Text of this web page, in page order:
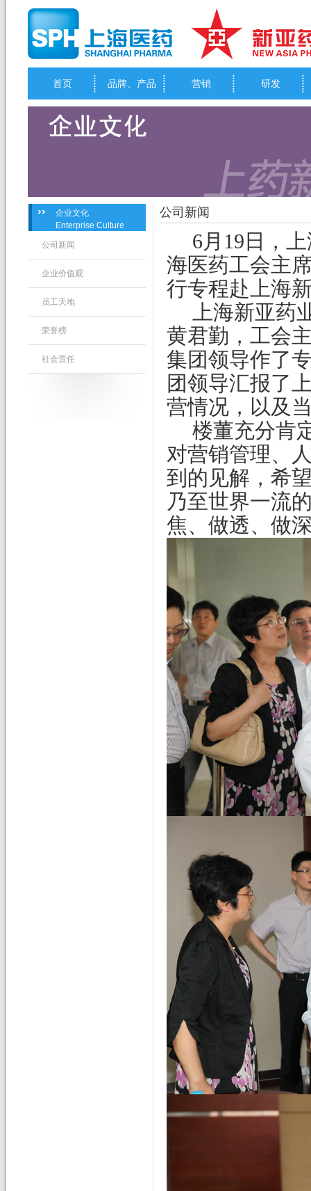
首页 品牌、产品 营销 研发
企业文化
Enterprise Culture
公司新闻
企业价值观
员工天地
荣誉榜
社会责任
公司新闻
6 月 19 日
，
海医药工会主
行专程赴上海
上海新亚药
黄君勤，工会
集团领导作了
团领导汇报了
营情况，以及
楼董充分肯
对营销管理、
到的见解，希
乃至世界一流
焦、做透、做